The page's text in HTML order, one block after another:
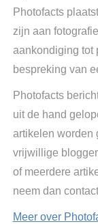
Photofacts
zijn aan
aankondiging tot
bespreking van
Photofacts
uit de hand
artikelen worden
vrijwillige
of meerdere
neem dan
Meer over